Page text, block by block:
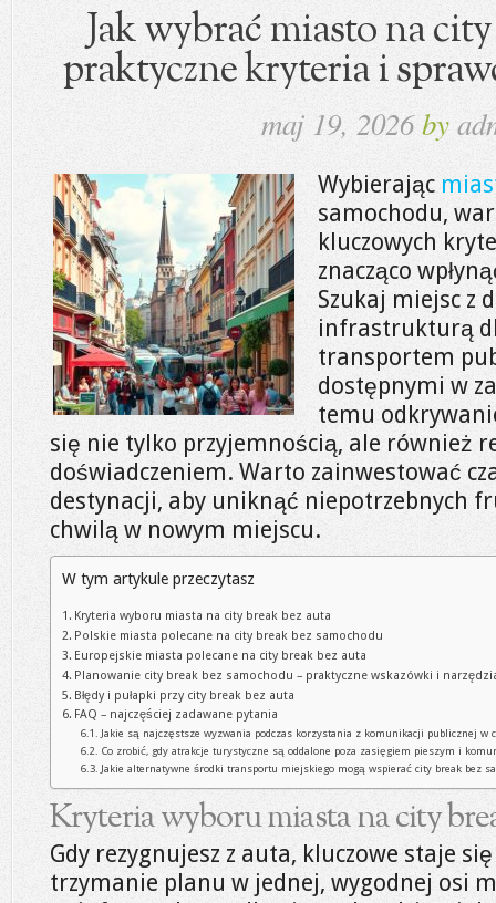
Jak wybrać miasto na
praktyczne kryteria i
maj 19, 2026by
Wybierając
samochodu,
kluczowych
znacząco
Szukaj miejsc z
infrastrukturą
transportem
dostępnymi w
temu
się nie tylko przyjemnością, ale również
doświadczeniem. Warto zainwestować
destynacji, aby uniknąć niepotrzebnych
chwilą w nowym miejscu.
W tym artykule przeczytasz
Kryteria wyboru miasta na city break bez auta
Polskie miasta polecane na city break bez samochodu
Europejskie miasta polecane na city break bez auta
Planowanie city break bez samochodu – praktyczne wskazówki i
Błędy i pułapki przy city break bez auta
FAQ – najczęściej zadawane pytania
Jakie są najczęstsze wyzwania podczas korzystania z komunikacji publicznej w
Co zrobić, gdy atrakcje turystyczne są oddalone poza zasięgiem pieszym i
Jakie alternatywne środki transportu miejskiego mogą wspierać city break bez
Kryteria wyboru miasta na city
Gdy rezygnujesz z auta, kluczowe staje
trzymanie planu w jednej, wygodnej osi